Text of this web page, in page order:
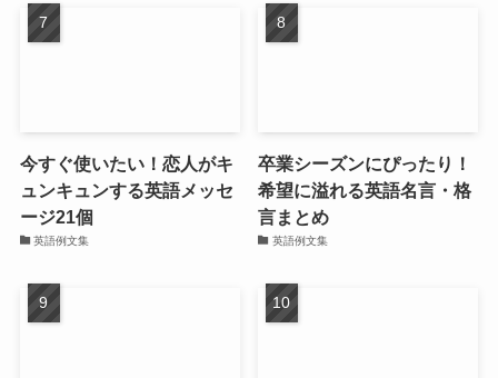
今すぐ使いたい！恋人がキ
ュンキュンする英語メッセ
ージ21個
英語例文集
卒業シーズンにぴったり！
希望に溢れる英語名言・格
言まとめ
英語例文集